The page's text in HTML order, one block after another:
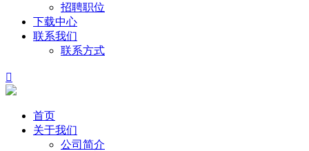
招聘职位
下载中心
联系我们
联系方式

首页
关于我们
公司简介